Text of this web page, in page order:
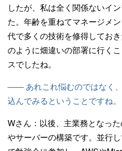
したが、私は全く関係ないイ
た。年齢を重ねてマネージメ
代で多くの技術を修得してお
のように畑違いの部署に行く
スでしたね。
—— あれこれ悩むのではなく
込んでみるということですね。
Wさん： 以後、主業務となっ
やサーバーの構築です。並行